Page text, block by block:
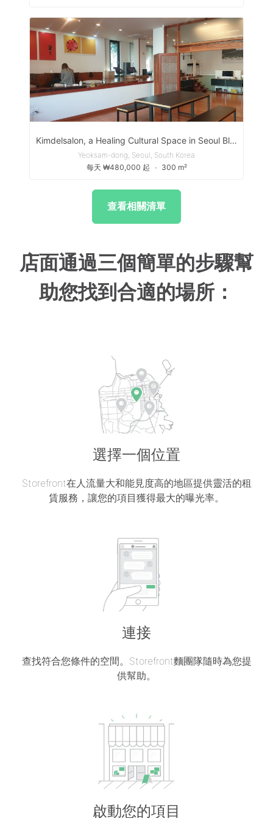
Kimdelsalon, a Healing Cultural Space in Seoul Blending Chic and Traditional Hanok Vibes - 킴델살롱, 도심속 힐링 문화공간
Yeoksam-dong, Seoul, South Korea
每天 ₩480,000 起
∙ 300 m²
查看相關清單
店面通過三個簡單的步驟幫
助您找到合適的場所：
選擇一個位置
Storefront在人流量大和能見度高的地區提供靈活的租
賃服務，讓您的項目獲得最大的曝光率。
連接
查找符合您條件的空間。Storefront麵團隊隨時為您提
供幫助。
啟動您的項目